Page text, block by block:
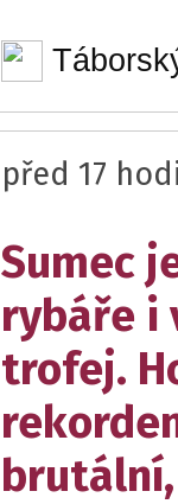
před 17
Sumec
rybáře i
trofej.